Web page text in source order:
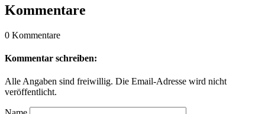
Kommentare
0 Kommentare
Kommentar schreiben:
Alle Angaben sind freiwillig. Die Email-Adresse wird nicht
veröffentlicht.